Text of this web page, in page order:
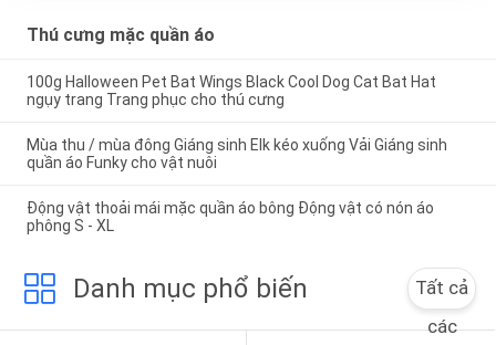
Thú cưng mặc quần áo
100g Halloween Pet Bat Wings Black Cool Dog Cat Bat Hat
ngụy trang Trang phục cho thú cưng
Mùa thu / mùa đông Giáng sinh Elk kéo xuống Vải Giáng sinh
quần áo Funky cho vật nuôi
Động vật thoải mái mặc quần áo bông Động vật có nón áo
phông S - XL
Danh mục phổ biến
Tất cả
các